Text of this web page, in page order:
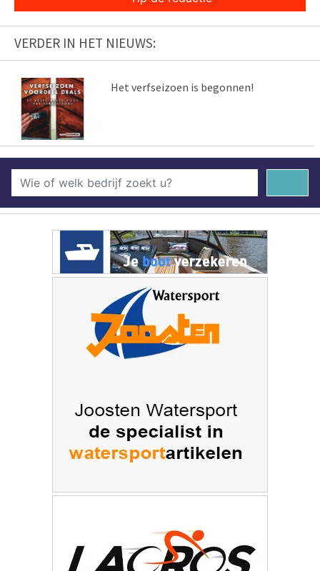
VERDER IN HET NIEUWS:
Het verfseizoen is begonnen!